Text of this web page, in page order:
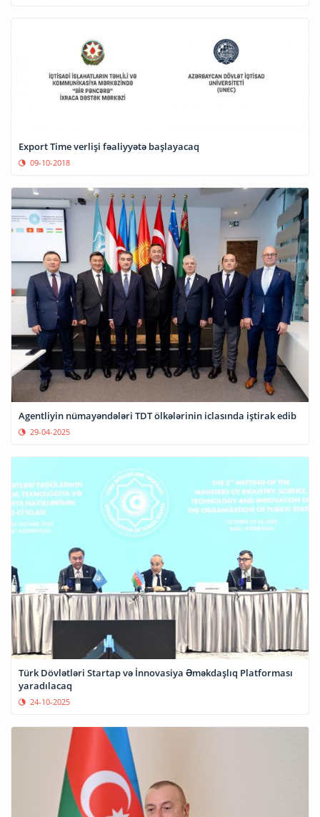
Export Time verlişi fəaliyyətə başlayacaq
09-10-2018
Agentliyin nümayəndələri TDT ölkələrinin iclasında iştirak edib
29-04-2025
Türk Dövlətləri Startap və İnnovasiya Əməkdaşlıq Platforması
yaradılacaq
24-10-2025